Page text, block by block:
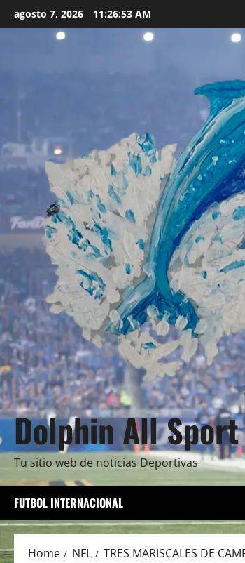
to
agosto 7, 2026 11:26:55 AM
Dolphin All Sport
Tu sitio web de noticias Deportivas
FUTBOL INTERNACIONAL
Home NFL TRES MARISCALES DE